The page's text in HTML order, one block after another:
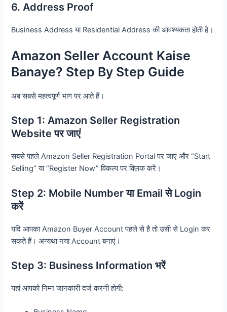
6. Address Proof
Business Address या Residential Address की आवश्यकता होती है।
Amazon Seller Account Kaise
Banaye? Step By Step Guide
अब सबसे महत्वपूर्ण भाग पर आते हैं।
Step 1: Amazon Seller Registration
Website पर जाएं
सबसे पहले Amazon Seller Registration Portal पर जाएं और “Start
Selling” या “Register Now” विकल्प पर क्लिक करें।
Step 2: Mobile Number या Email से Login
करें
यदि आपका Amazon Buyer Account पहले से है तो उसी से Login कर
सकते हैं। अन्यथा नया Account बनाएं।
Step 3: Business Information भरें
यहां आपको निम्न जानकारी दर्ज करनी होगी: